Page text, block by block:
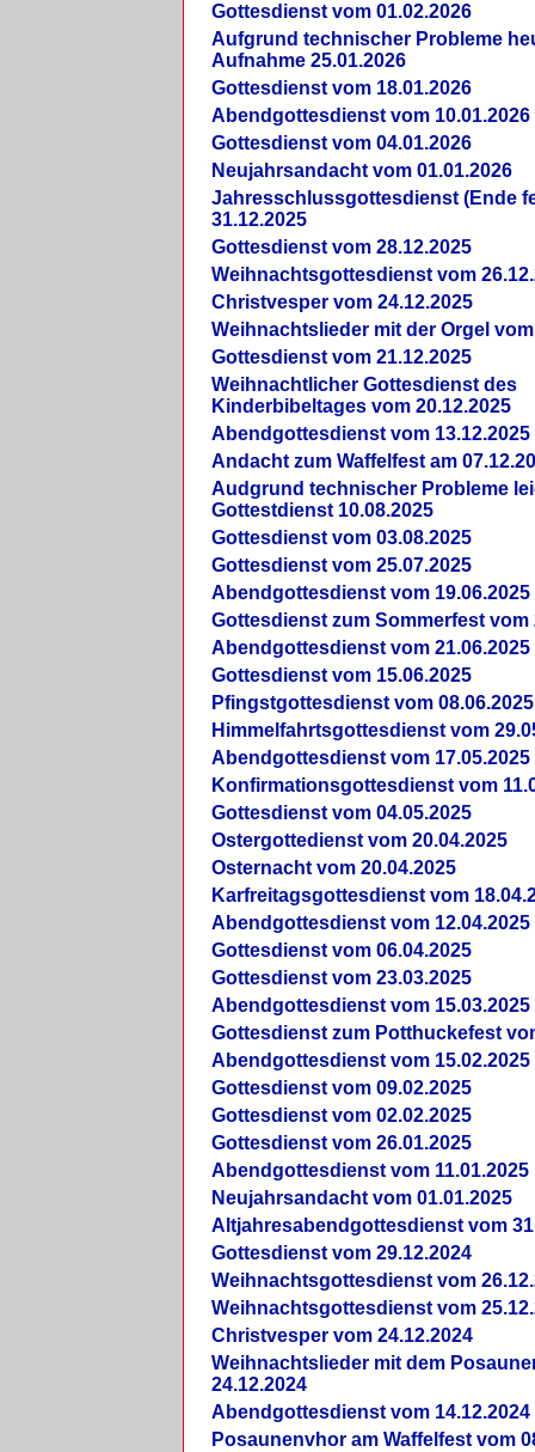
Gottesdienst vom 01.02.2026
Aufgrund technischer Probleme
Aufnahme 25.01.2026
Gottesdienst vom 18.01.2026
Abendgottesdienst vom 10.01.2026
Gottesdienst vom 04.01.2026
Neujahrsandacht vom 01.01.2026
Jahresschlussgottesdienst (Ende
31.12.2025
Gottesdienst vom 28.12.2025
Weihnachtsgottesdienst vom
Christvesper vom 24.12.2025
Weihnachtslieder mit der Orgel vom
Gottesdienst vom 21.12.2025
Weihnachtlicher Gottesdienst des
Kinderbibeltages vom 20.12.2025
Abendgottesdienst vom 13.12.2025
Andacht zum Waffelfest am
Audgrund technischer Probleme
Gottestdienst 10.08.2025
Gottesdienst vom 03.08.2025
Gottesdienst vom 25.07.2025
Abendgottesdienst vom 19.06.2025
Gottesdienst zum Sommerfest vom
Abendgottesdienst vom 21.06.2025
Gottesdienst vom 15.06.2025
Pfingstgottesdienst vom 08.06.2025
Himmelfahrtsgottesdienst vom
Abendgottesdienst vom 17.05.2025
Konfirmationsgottesdienst vom
Gottesdienst vom 04.05.2025
Ostergottedienst vom 20.04.2025
Osternacht vom 20.04.2025
Karfreitagsgottesdienst vom
Abendgottesdienst vom 12.04.2025
Gottesdienst vom 06.04.2025
Gottesdienst vom 23.03.2025
Abendgottesdienst vom 15.03.2025
Gottesdienst zum Potthuckefest
Abendgottesdienst vom 15.02.2025
Gottesdienst vom 09.02.2025
Gottesdienst vom 02.02.2025
Gottesdienst vom 26.01.2025
Abendgottesdienst vom 11.01.2025
Neujahrsandacht vom 01.01.2025
Altjahresabendgottesdienst vom
Gottesdienst vom 29.12.2024
Weihnachtsgottesdienst vom
Weihnachtsgottesdienst vom
Christvesper vom 24.12.2024
Weihnachtslieder mit dem
24.12.2024
Abendgottesdienst vom 14.12.2024
Posaunenvhor am Waffelfest vom